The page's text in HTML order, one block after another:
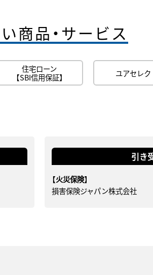
商品・サービス
住宅ローン
【SBI信用保証】
ユアセレク
引き
【火災保険】
損害保険ジャパン株式会社